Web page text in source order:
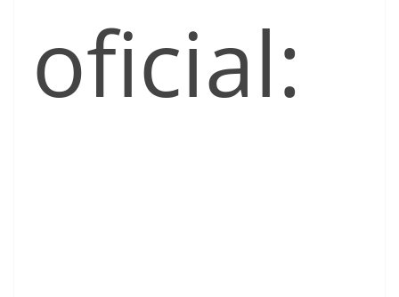
oficial: